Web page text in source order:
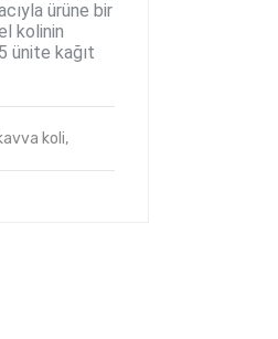
ürüne bir
kolinin
ünite kağıt
koli,